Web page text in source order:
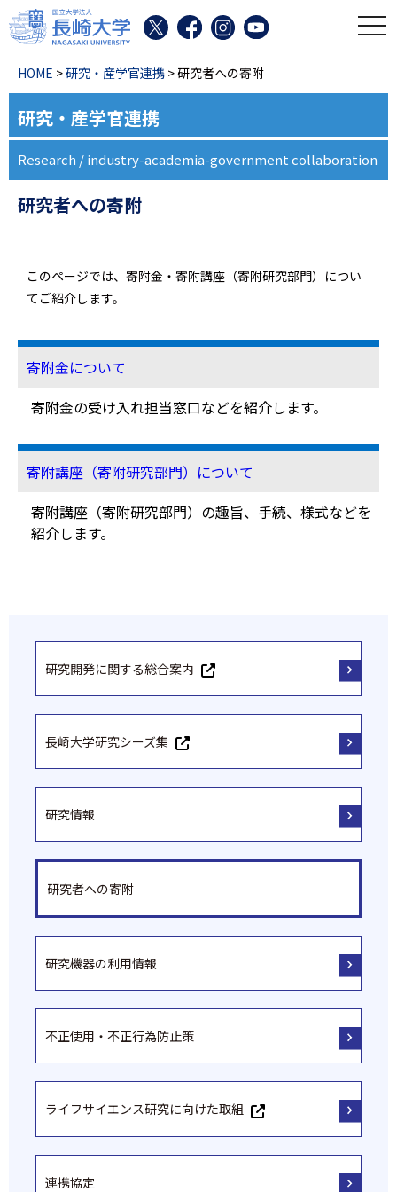
HOME >研究・産学官連携 > 研究者への寄附
研究・産学官連携
Research / industry-academia-government collaboration
研究者への寄附
このページでは、寄附金・寄附講座（寄附研究部門）につい
てご紹介します。
寄附金について
寄附金の受け入れ担当窓口などを紹介します。
寄附講座（寄附研究部門）について
寄附講座（寄附研究部門）の趣旨、手続、様式などを
紹介します。
研究開発に関する総合案内
長崎大学研究シーズ集
研究情報
研究者への寄附
研究機器の利用情報
不正使用・不正行為防止策
ライフサイエンス研究に向けた取組
連携協定